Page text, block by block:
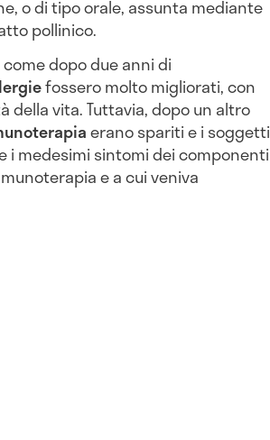
o di tipo orale, assunta mediante
pollinico.
dopo due anni di
fossero molto migliorati, con
della vita. Tuttavia, dopo un altro
erano spariti e i soggetti
i medesimi sintomi dei componenti
e a cui veniva